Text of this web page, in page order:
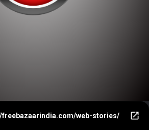
freebazaarindia.com/web-stories/